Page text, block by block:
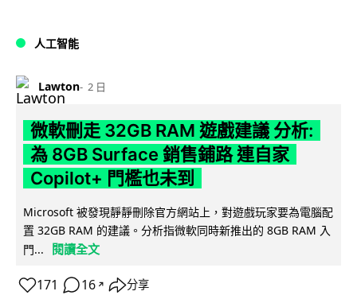
人工智能
Lawton 2 日
微軟刪走 32GB RAM 遊戲建議 分析:
為 8GB Surface 銷售鋪路 連自家
Copilot+ 門檻也未到
Microsoft 被發現靜靜刪除官方網站上，對遊戲玩家要為電腦配
置 32GB RAM 的建議。分析指微軟同時新推出的 8GB RAM 入
門...
閱讀全文
171 16 ↗ 分享